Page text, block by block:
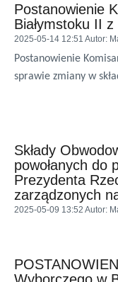
Postanowienie
Białymstoku II
2025-05-14 12:51 Autor:
Postanowienie
sprawie zmiany w
Składy
powołanych do
Prezydenta
zarządzonych
2025-05-09 13:52 Autor: